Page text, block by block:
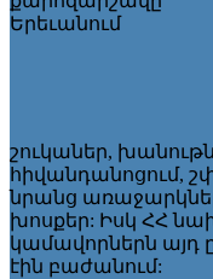
շուկաներ,
հիվանդանոցում,
նրանց
խոսքեր: Իսկ ՀՀ
կամավորներն այդ
էին բաժանում: